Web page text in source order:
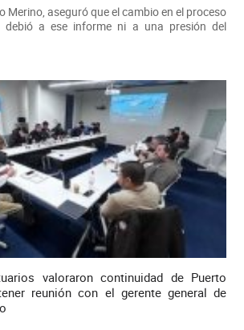
Merino, aseguró que el cambio en el proceso
a ese informe ni a una presión del
valoraron continuidad de Puerto
reunión con el gerente general de